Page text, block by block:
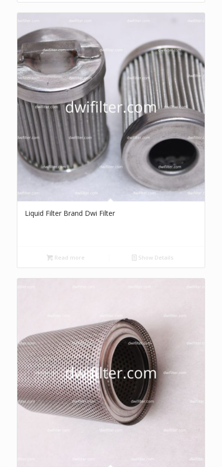
Liquid Filter Brand Dwi Filter
Read more Show Details